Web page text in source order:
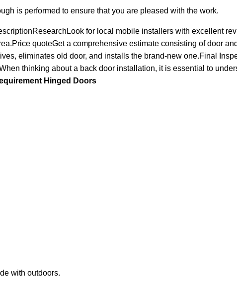
is performed to ensure that you are pleased with the work.
for local mobile installers with excellent
quoteGet a comprehensive estimate consisting of door
eliminates old door, and installs the brand-new one.Final
thinking about a back door installation, it is essential to
Hinged Doors
with outdoors.